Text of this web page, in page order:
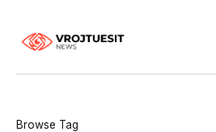
Browse Tag